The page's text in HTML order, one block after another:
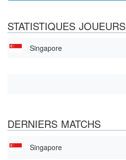
STATISTIQUES JOUEURS
Singapore
DERNIERS MATCHS
Singapore